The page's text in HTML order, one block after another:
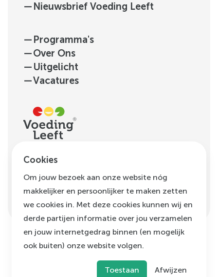
— Nieuwsbrief Voeding Leeft
— Programma's
—Over Ons
— Uitgelicht
—Vacatures
H.J.E. Wenckebachweg
1096 AM Amsterdam
info@voedingleeft.nl
Voeding Leeft,2026
Cookie beleidKlachtenregeling
Cookies
Om jouw bezoek aan onze website nóg
makkelijker en persoonlijker te maken zetten
we cookies in. Met deze cookies kunnen wij en
derde partijen informatie over jou verzamelen
en jouw internetgedrag binnen (en mogelijk
ook buiten) onze website volgen.
Toestaan Afwijzen